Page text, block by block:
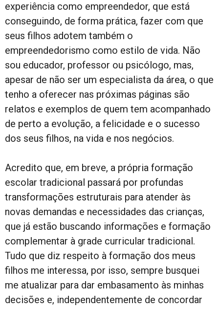
experiência como empreendedor, que está
conseguindo, de forma prática, fazer com que
seus filhos adotem também o
empreendedorismo como estilo de vida. Não
sou educador, professor ou psicólogo, mas,
apesar de não ser um especialista da área, o que
tenho a oferecer nas próximas páginas são
relatos e exemplos de quem tem acompanhado
de perto a evolução, a felicidade e o sucesso
dos seus filhos, na vida e nos negócios.
Acredito que, em breve, a própria formação
escolar tradicional passará por profundas
transformações estruturais para atender às
novas demandas e necessidades das crianças,
que já estão buscando informações e formação
complementar à grade curricular tradicional.
Tudo que diz respeito à formação dos meus
filhos me interessa, por isso, sempre busquei
me atualizar para dar embasamento às minhas
decisões e, independentemente de concordar